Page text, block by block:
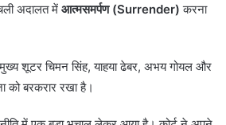
अदालत में आत्मसमर्पण (Surrender) करना
शूटर चिमन सिंह, याहया ढेबर, अभय गोयल और
को बरकरार रखा है।